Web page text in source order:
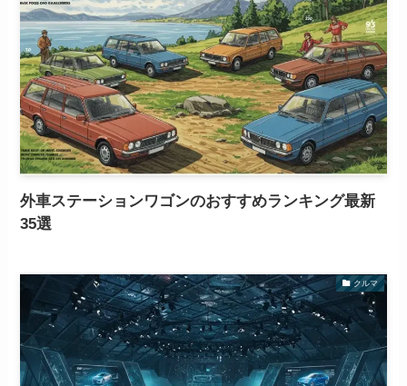
外車ステーションワゴンのおすすめランキング最新
35選
クルマ